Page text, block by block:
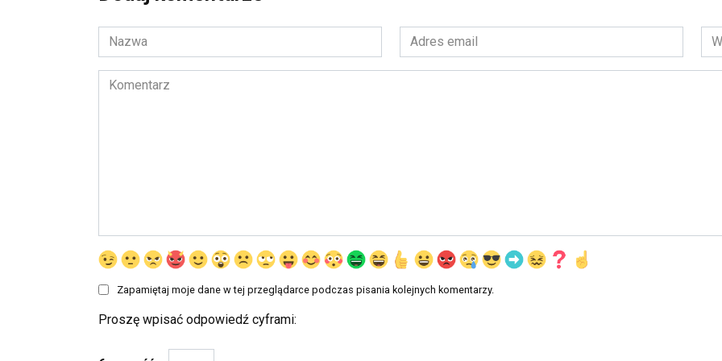
Nazwa
*
Adres
email
*
Komentarz
Zapamiętaj moje dane w tej przeglądarce podczas pisania kolejnych komentarzy.
Proszę wpisać odpowiedź cyframi: